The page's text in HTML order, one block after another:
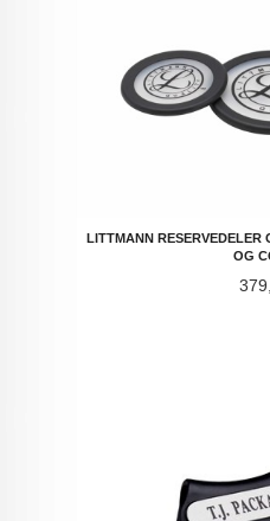
LITTMANN RESERVEDELER
OG
Pris